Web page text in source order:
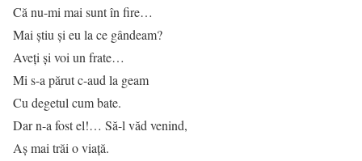
Că nu-mi mai sunt în fire…
Mai ştiu şi eu la ce gândeam?
Aveţi şi voi un frate…
Mi s-a părut c-aud la geam
Cu degetul cum bate.
Dar n-a fost el!… Să-l văd venind,
Aş mai trăi o viaţă.